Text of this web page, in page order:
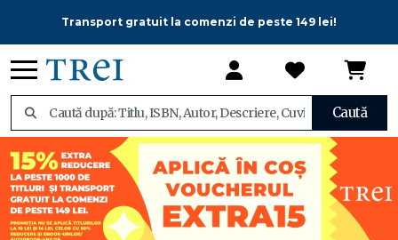
Transport gratuit la comenzi de peste 149 lei!
Caută